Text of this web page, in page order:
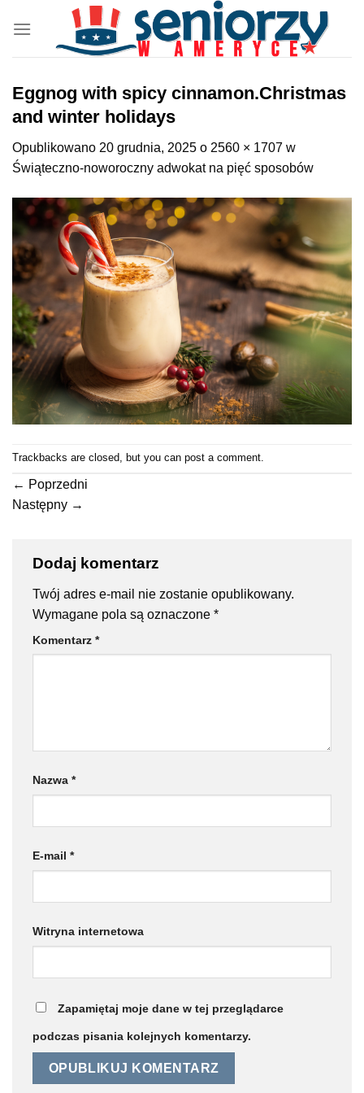
zawartości
Eggnog with spicy cinnamon.Christmas
and winter holidays
Opublikowano 20 grudnia, 2025 o 2560 × 1707 w
Świąteczno-noworoczny adwokat na pięć sposobów
Trackbacks are closed, but you can post a comment.
← Poprzedni
Następny →
Dodaj komentarz
Twój adres e-mail nie zostanie opublikowany.
Wymagane pola są oznaczone *
Komentarz *
Nazwa *
E-mail *
Witryna internetowa
Zapamiętaj moje dane w tej przeglądarce
podczas pisania kolejnych komentarzy.